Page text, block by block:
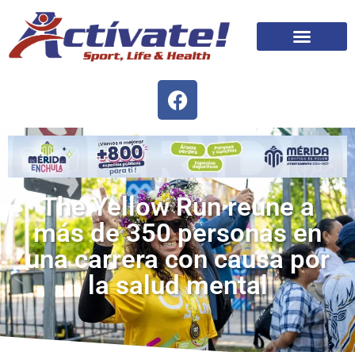
The Yellow Run reúne a
más de 350 personas en
una carrera con causa por
la salud mental